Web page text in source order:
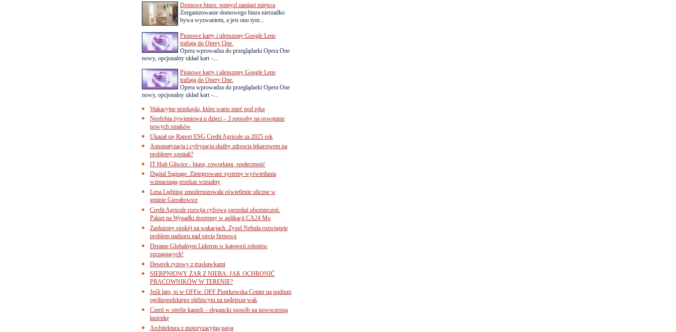
Domowe biuro: pomysł zamiast miejsca
Zorganizowanie domowego biura nierzadko
bywa wyzwaniem, a jest ono tym...
Pionowe karty i ulepszony Google Lens
trafiają do Opery One.
Opera wprowadza do przeglądarki Opera One
nowy, opcjonalny układ kart –...
Pionowe karty i ulepszony Google Lens
trafiają do Opery One.
Opera wprowadza do przeglądarki Opera One
nowy, opcjonalny układ kart –...
Wakacyjne przekąski, które warto mieć pod ręką
Neofobia żywieniowa u dzieci – 3 sposoby na oswajanie
nowych smaków
Ukazał się Raport ESG Credit Agricole za 2025 rok
Automatyzacja i cyfryzacja służby zdrowia lekarstwem na
problemy szpitali?
IT Hub Gliwice - biura, coworking, społeczność
Digital Signage. Zintegrowane systemy wyświetlania
wzmacniają przekaz wizualny
Lena Lighting zmodernizowała oświetlenie uliczne w
gminie Gierałtowice
Credit Agricole rozwija cyfrową sprzedaż ubezpieczeń.
Pakiet na Wypadki dostępny w aplikacji CA24 Mo
Zasłużony spokój na wakacjach. Zyxel Nebula rozwiązuje
problem nadzoru nad siecią firmową
Dreame Globalnym Liderem w kategorii robotów
sprzątających!
Deserek ryżowy z truskawkami
SIERPNIOWY ŻAR Z NIEBA. JAK OCHRONIĆ
PRACOWNIKÓW W TERENIE?
Jeśli lato, to w OFFie. OFF Piotrkowska Center na podium
ogólnopolskiego plebiscytu na najlepszą wak
Czerń w strefie kąpieli – elegancki sposób na nowoczesną
łazienkę
Architektura z motoryzacyjną pasją